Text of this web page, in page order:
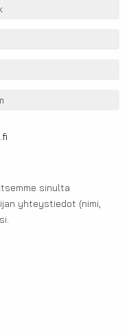
sinulta
yhteystiedot (nimi,